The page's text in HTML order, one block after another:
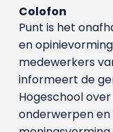
Colofon
Punt is het
en
medewerkers
informeert de
Hogeschool
onderwerpen